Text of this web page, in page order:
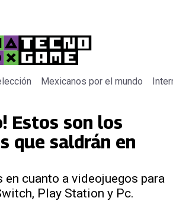
Mexicanos por el mundo
Estos son los
que saldrán en
en cuanto a videojuegos para
Play Station y Pc.